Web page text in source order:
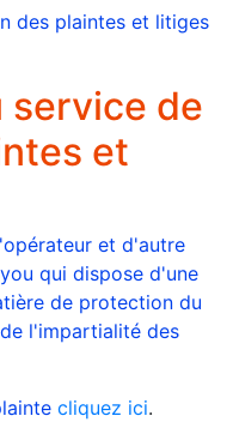
des plaintes et litiges
service de
et
et d'autre
qui dispose d'une
de protection du
l'impartialité des
cliquez ici.